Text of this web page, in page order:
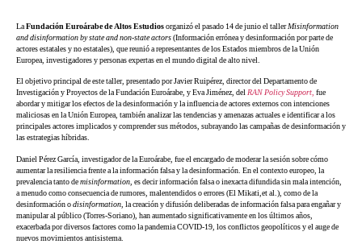
LaFundación Euroárabe de Altos Estudiosorganizó el pasado 14 de junio el tallerMisinformation
and disinformation by state and non-state actors(Información errónea y desinformación por parte de
actores estatales y no estatales), que reunió a representantes de los Estados miembros de la Unión
Europea, investigadores y personas expertas en el mundo digital de alto nivel.
El objetivo principal de este taller, presentado por Javier Ruipérez, director del Departamento de
Investigación y Proyectos de la Fundación Euroárabe, y Eva Jiménez, delRAN Policy Support, fue
abordar y mitigar los efectos de la desinformación y la influencia de actores externos con intenciones
maliciosas en la Unión Europea, también analizar las tendencias y amenazas actuales e identificar a los
principales actores implicados y comprender sus métodos, subrayando las campañas de desinformación y
las estrategias híbridas.
Daniel Pérez García, investigador de la Euroárabe, fue el encargado de moderar la sesión sobre cómo
aumentar la resiliencia frente a la información falsa y la desinformación. En el contexto europeo, la
prevalencia tanto demisinformation, es decir información falsa o inexacta difundida sin mala intención,
a menudo como consecuencia de rumores, malentendidos o errores (El Mikati,et al.), como de la
desinformación odisinformation, la creación y difusión deliberadas de información falsa para engañar y
manipular al público (Torres-Soriano), han aumentado significativamente en los últimos años,
exacerbada por diversos factores como la pandemia COVID-19, los conflictos geopolíticos y el auge de
nuevos movimientos antisistema.